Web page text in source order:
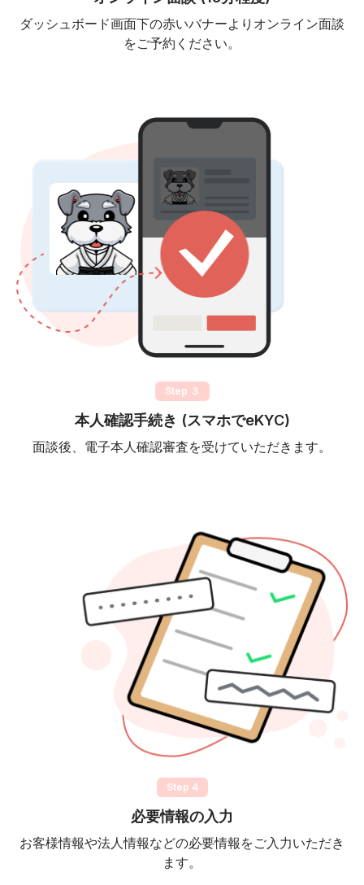
ダッシュボード画面下の赤いバナーよりオンライン面談
をご予約ください。
Step ３
本人確認手続き (スマホでeKYC)
面談後、電子本人確認審査を受けていただきます。
Step 4
必要情報の入力
お客様情報や法人情報などの必要情報をご入力いただき
ます。